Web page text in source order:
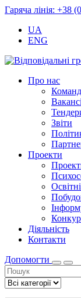
Гаряча лінія: +38
UA
ENG
Про нас
Звіти
Проекти
Діяльність
Контакти
Допомогти